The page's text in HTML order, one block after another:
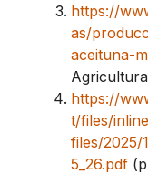
https://
as/
aceituna-
https://
t/files/
files/2025/
5_26.pdf